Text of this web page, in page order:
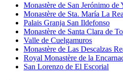
Monastère de San Jerónimo de
Monastère de Sta. María La
Palais Granja San Ildefonso
Monastère de Santa Clara de
Valle de Cuelgamuros
Monastère de Las Descalzas
Royal Monastère de la
San Lorenzo de El Escorial